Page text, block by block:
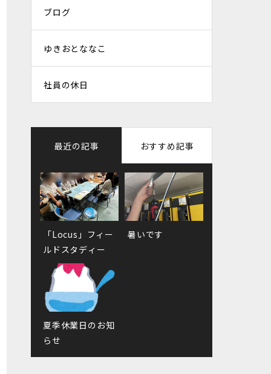
ブログ
ゆきおとななこ
社員の休日
最近の記事 おすすめ記事
「Locus」フィー
ルドスタディー
暑いです
夏季休業日のお知
らせ
正社員募集のお知
らせ
ゆきおとななこを
6月生まれお誕生
日会